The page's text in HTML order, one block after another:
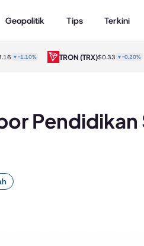
Geopolitik Tips Terkini
▼-1.10% TRON(TRX)$0.33▼-0.20%
Pendidikan